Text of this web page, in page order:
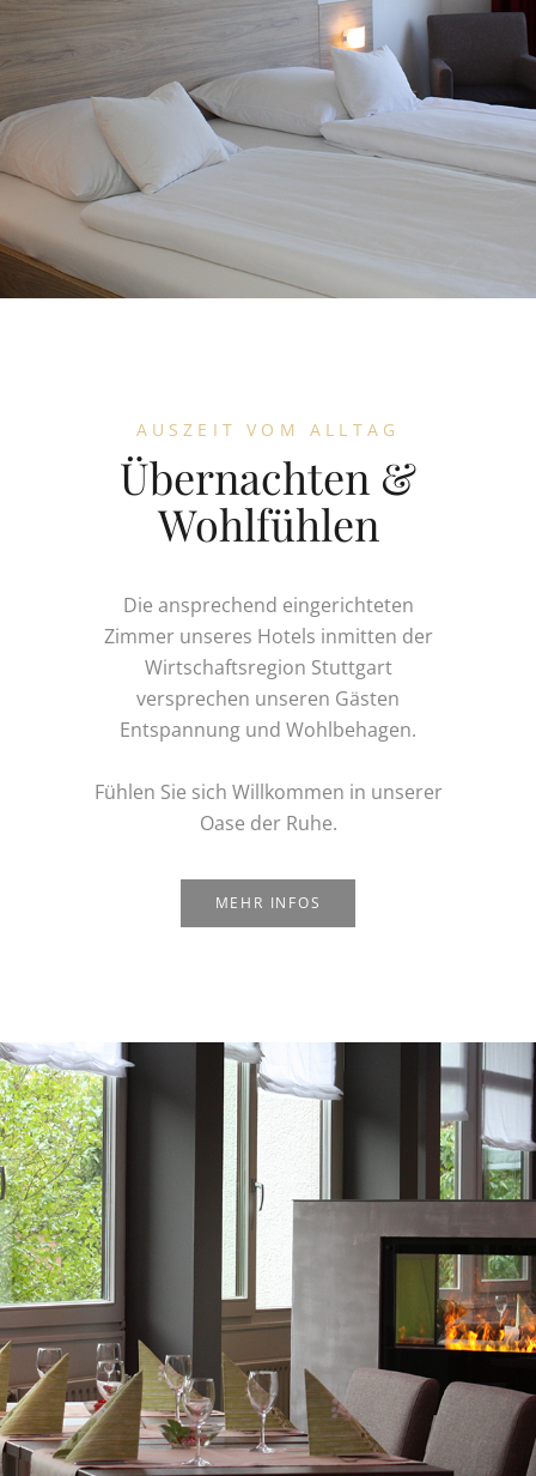
AUSZEIT VOM ALLTAG
Übernachten &
Wohlfühlen
Die ansprechend eingerichteten
Zimmer unseres Hotels inmitten der
Wirtschaftsregion Stuttgart
versprechen unseren Gästen
Entspannung und Wohlbehagen.
Fühlen Sie sich Willkommen in unserer
Oase der Ruhe.
MEHR INFOS